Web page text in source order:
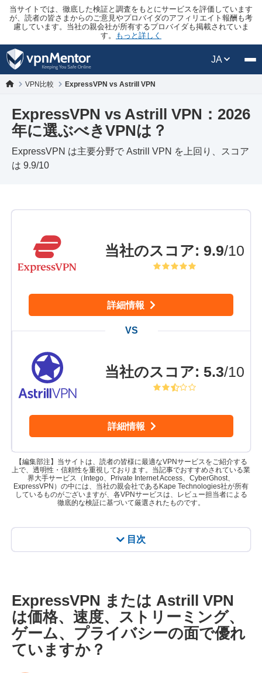
当サイトでは、徹底した検証と調査をもとにサービスを評価しています
が、読者の皆さまからのご意見やプロバイダのアフィリエイト報酬も考
慮しています。当社の親会社が所有するプロバイダも掲載されていま
す。
もっと詳しく
JA
VPN比較 ExpressVPN vs Astrill VPN
ExpressVPN vs Astrill VPN：2026
年に選ぶべきVPNは？
ExpressVPN は主要分野で Astrill VPN を上回り、スコア
は 9.9/10
目次
当社のスコア: 9.9/10
詳細情報
当社のスコア: 5.3/10
詳細情報
【編集部注】当サイトは、読者の皆様に最適なVPNサービスをご紹介する
上で、透明性・信頼性を重視しております。当記事でおすすめされている業
界大手サービス（Intego、Private Internet Access、CyberGhost、
ExpressVPN）の中には、当社の親会社であるKape Technologies社が所有
しているものがございますが、各VPNサービスは、レビュー担当者による
徹底的な検証に基づいて厳選されたものです。
ExpressVPN または Astrill VPN
は価格、速度、ストリーミング、
ゲーム、プライバシーの面で優れ
ていますか？